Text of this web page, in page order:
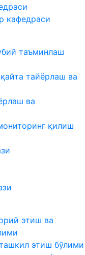
кафедраси
таъминлаш
тайёрлаш ва
ва
қилиш
этиш ва
этиш бўлими